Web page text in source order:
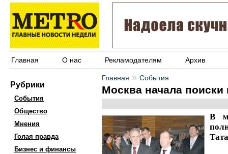
Главная О нас Рекламодателям Архив
Рубрики
События
Общество
Мнения
Голая правда
Бизнес и финансы
Главная » События
Москва начала
В